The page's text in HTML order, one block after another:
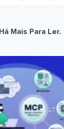
Há Mais Para Ler.